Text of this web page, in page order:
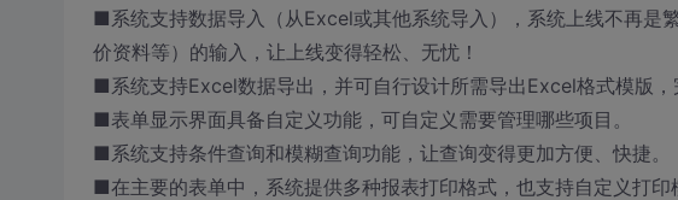
■系统支持数据导入（从Excel或其他系统导入），系统上线不再是
价资料等）的输入，让上线变得轻松、无忧！
■系统支持Excel数据导出，并可自行设计所需导出Excel格式模版，
■表单显示界面具备自定义功能，可自定义需要管理哪些项目。
■系统支持条件查询和模糊查询功能，让查询变得更加方便、快捷。
■在主要的表单中，系统提供多种报表打印格式，也支持自定义打印